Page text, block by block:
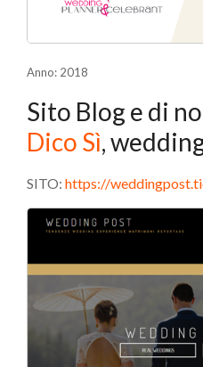
Anno: 2018
Sito Blog e di
Dico Sì,
SITO: https://